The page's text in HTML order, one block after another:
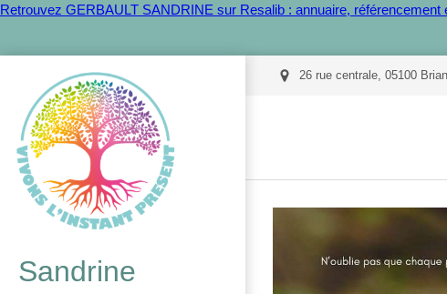
Retrouvez GERBAULT SANDRINE sur Resalib : annuaire,
Sandrine
26 rue centrale, 05100